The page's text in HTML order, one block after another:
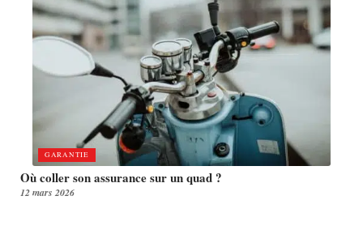
GARANTIE
Où coller son assurance sur un quad ?
12 mars 2026